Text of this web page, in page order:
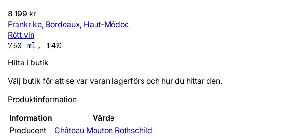
8 199 kr
Frankrike, Bordeaux, Haut-Médoc
Rött vin
750 ml, 14%
Hitta i butik
Välj butik för att se var varan lagerförs och hur du hittar den.
Produktinformation
Information
Värde
Producent
Château Mouton Rothschild